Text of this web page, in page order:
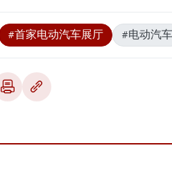
#首家电动汽车展厅 #电动汽车